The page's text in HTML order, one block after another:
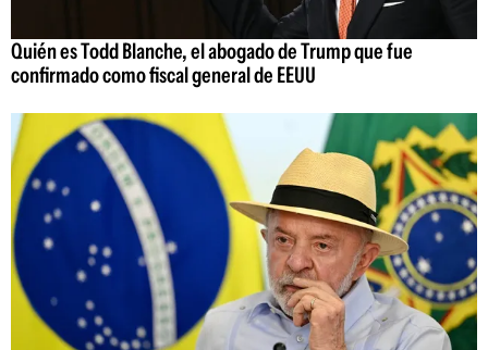
Quién es Todd Blanche, el abogado de Trump que fue
confirmado como fiscal general de EEUU